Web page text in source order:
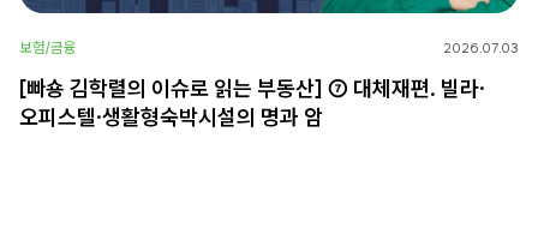
보험/금융 2026.07.03
[빠숑 김학렬의 이슈로 읽는 부동산] ⑦ 대체재편. 빌라·
오피스텔·생활형숙박시설의 명과 암